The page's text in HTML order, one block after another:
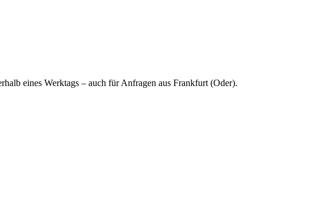
eines Werktags – auch für Anfragen aus Frankfurt (Oder).